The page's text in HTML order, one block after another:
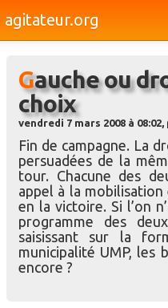
agitateur.org
Bourges & le Cher
Société
Culture
Médias
Dossiers
Brèves
Gauche ou droite : l’heure du
choix
vendredi 7 mars 2008 à 08:02,
Fin de campagne. La
persuadées de la
tour. Chacune des
appel à la
en la victoire. Si l’on
programme des
saisissant sur la
municipalité UMP, les
encore ?